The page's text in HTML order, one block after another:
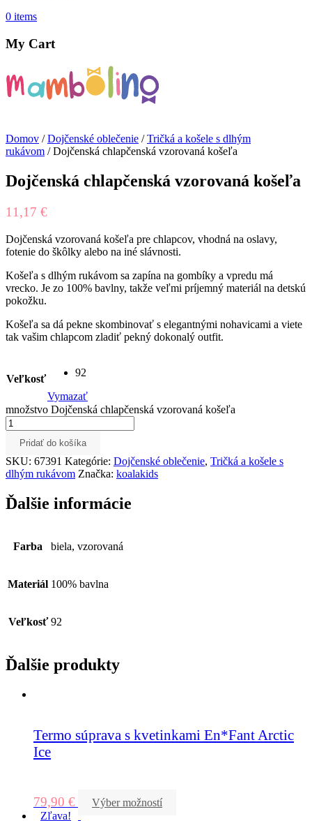
0 items
My Cart
Domov /Dojčenské oblečenie /Tričká a košele s dlhým
rukávom / Dojčenská chlapčenská vzorovaná košeľa
Dojčenská chlapčenská vzorovaná košeľa
11,17 €
Dojčenská vzorovaná košeľa pre chlapcov, vhodná na oslavy,
fotenie do škôlky alebo na iné slávnosti.
Košeľa s dlhým rukávom sa zapína na gombíky a vpredu má
vrecko. Je zo 100% bavlny, takže veľmi príjemný materiál na detskú
pokožku.
Košeľa sa dá pekne skombinovať s elegantnými nohavicami a viete
tak vašim chlapcom zladiť pekný dokonalý outfit.
Veľkosť
92
Vymazať
množstvo Dojčenská chlapčenská vzorovaná košeľa
Pridať do košíka
SKU: 67391 Kategórie: Dojčenské oblečenie, Tričká a košele s
dlhým rukávom Značka: koalakids
Ďalšie informácie
Farba biela, vzorovaná
Materiál 100% bavlna
Veľkosť 92
Ďalšie produkty
Termo súprava s kvetinkami En*Fant Arctic
Ice
79,90 €
Výber možností
Zľava!